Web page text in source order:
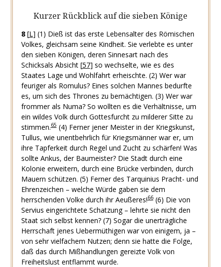
Kurzer Rückblick auf die sieben Könige
8 [L] (1) Dieß ist das erste Lebensalter des Römischen
Volkes, gleichsam seine Kindheit. Sie verlebte es unter
den sieben Königen, deren Sinnesart nach des
Schicksals Absicht [57] so wechselte, wie es des
Staates Lage und Wohlfahrt erheischte. (2) Wer war
feuriger als Romulus? Eines solchen Mannes bedurfte
es, um sich des Thrones zu bemächtigen. (3) Wer war
frommer als Numa? So wollten es die Verhältnisse, um
ein wildes Volk durch Gottesfurcht zu milderer Sitte zu
stimmen.65 (4) Ferner jener Meister in der Kriegskunst,
Tullus, wie unentbehrlich für Kriegsmänner war er, um
ihre Tapferkeit durch Regel und Zucht zu schärfen! Was
sollte Ankus, der Baumeister? Die Stadt durch eine
Kolonie erweitern, durch eine Brücke verbinden, durch
Mauern schützen. (5) Ferner des Tarquinius Pracht- und
Ehrenzeichen – welche Würde gaben sie dem
herrschenden Volke durch ihr Aeußeres!66 (6) Die von
Servius eingerichtete Schatzung – lehrte sie nicht den
Staat sich selbst kennen? (7) Sogar die unerträgliche
Herrschaft jenes Uebermüthigen war von einigem, ja –
von sehr vielfachem Nutzen; denn sie hatte die Folge,
daß das durch Mißhandlungen gereizte Volk von
Freiheitslust entflammt wurde.